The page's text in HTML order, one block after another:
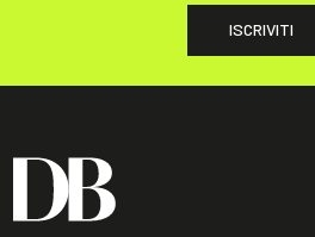
ISCRIVITI